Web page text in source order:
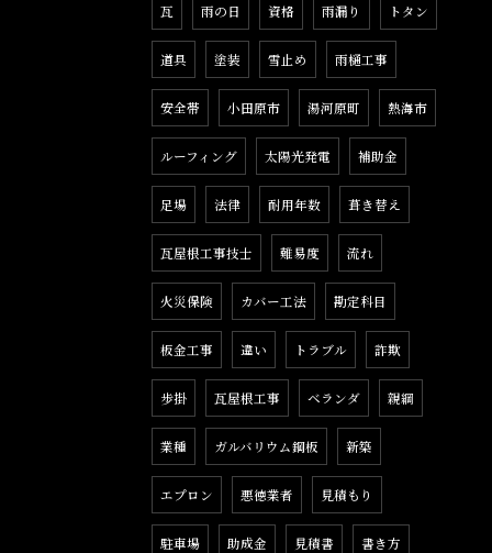
瓦 雨の日 資格 雨漏り トタン
道具 塗装 雪止め 雨樋工事
安全帯 小田原市 湯河原町 熱海市
ルーフィング 太陽光発電 補助金
足場 法律 耐用年数 葺き替え
瓦屋根工事技士 難易度 流れ
火災保険 カバー工法 勘定科目
板金工事 違い トラブル 詐欺
歩掛 瓦屋根工事 ベランダ 親綱
業種 ガルバリウム鋼板 新築
エプロン 悪徳業者 見積もり
駐車場 助成金 見積書 書き方